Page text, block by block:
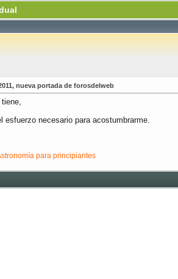
nueva portada de forosdelweb
esfuerzo necesario para acostumbrarme.
para principiantes